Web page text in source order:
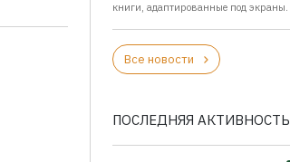
книги, адаптированные под экраны.
Все новости
ПОСЛЕДНЯЯ АКТИВНОСТЬ